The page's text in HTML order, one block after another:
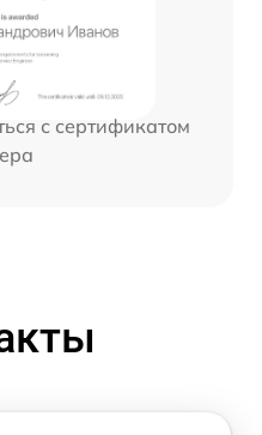
с сертификатом